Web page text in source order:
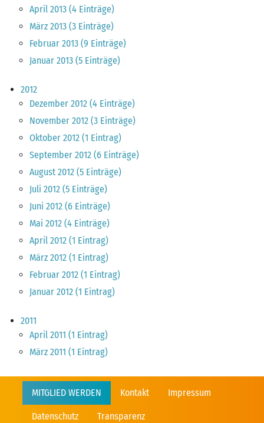
April 2013 (4 Einträge)
März 2013 (3 Einträge)
Februar 2013 (9 Einträge)
Januar 2013 (5 Einträge)
2012
Dezember 2012 (4 Einträge)
November 2012 (3 Einträge)
Oktober 2012 (1 Eintrag)
September 2012 (6 Einträge)
August 2012 (5 Einträge)
Juli 2012 (5 Einträge)
Juni 2012 (6 Einträge)
Mai 2012 (4 Einträge)
April 2012 (1 Eintrag)
März 2012 (1 Eintrag)
Februar 2012 (1 Eintrag)
Januar 2012 (1 Eintrag)
2011
April 2011 (1 Eintrag)
März 2011 (1 Eintrag)
Navigation überspringen
MITGLIED WERDEN Kontakt Impressum
Datenschutz Transparenz